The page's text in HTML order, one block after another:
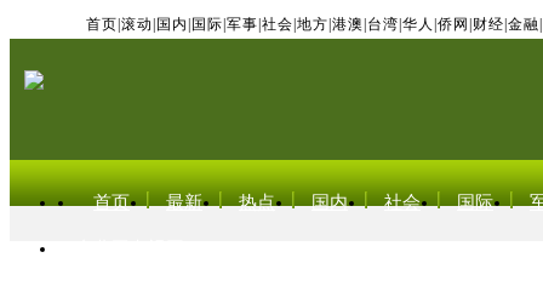
首页 滚动 国内 国际 军事 社会 地方 港澳 台湾 华人 侨网 财经 金融
首页 最新 热点 国内 社会 国际